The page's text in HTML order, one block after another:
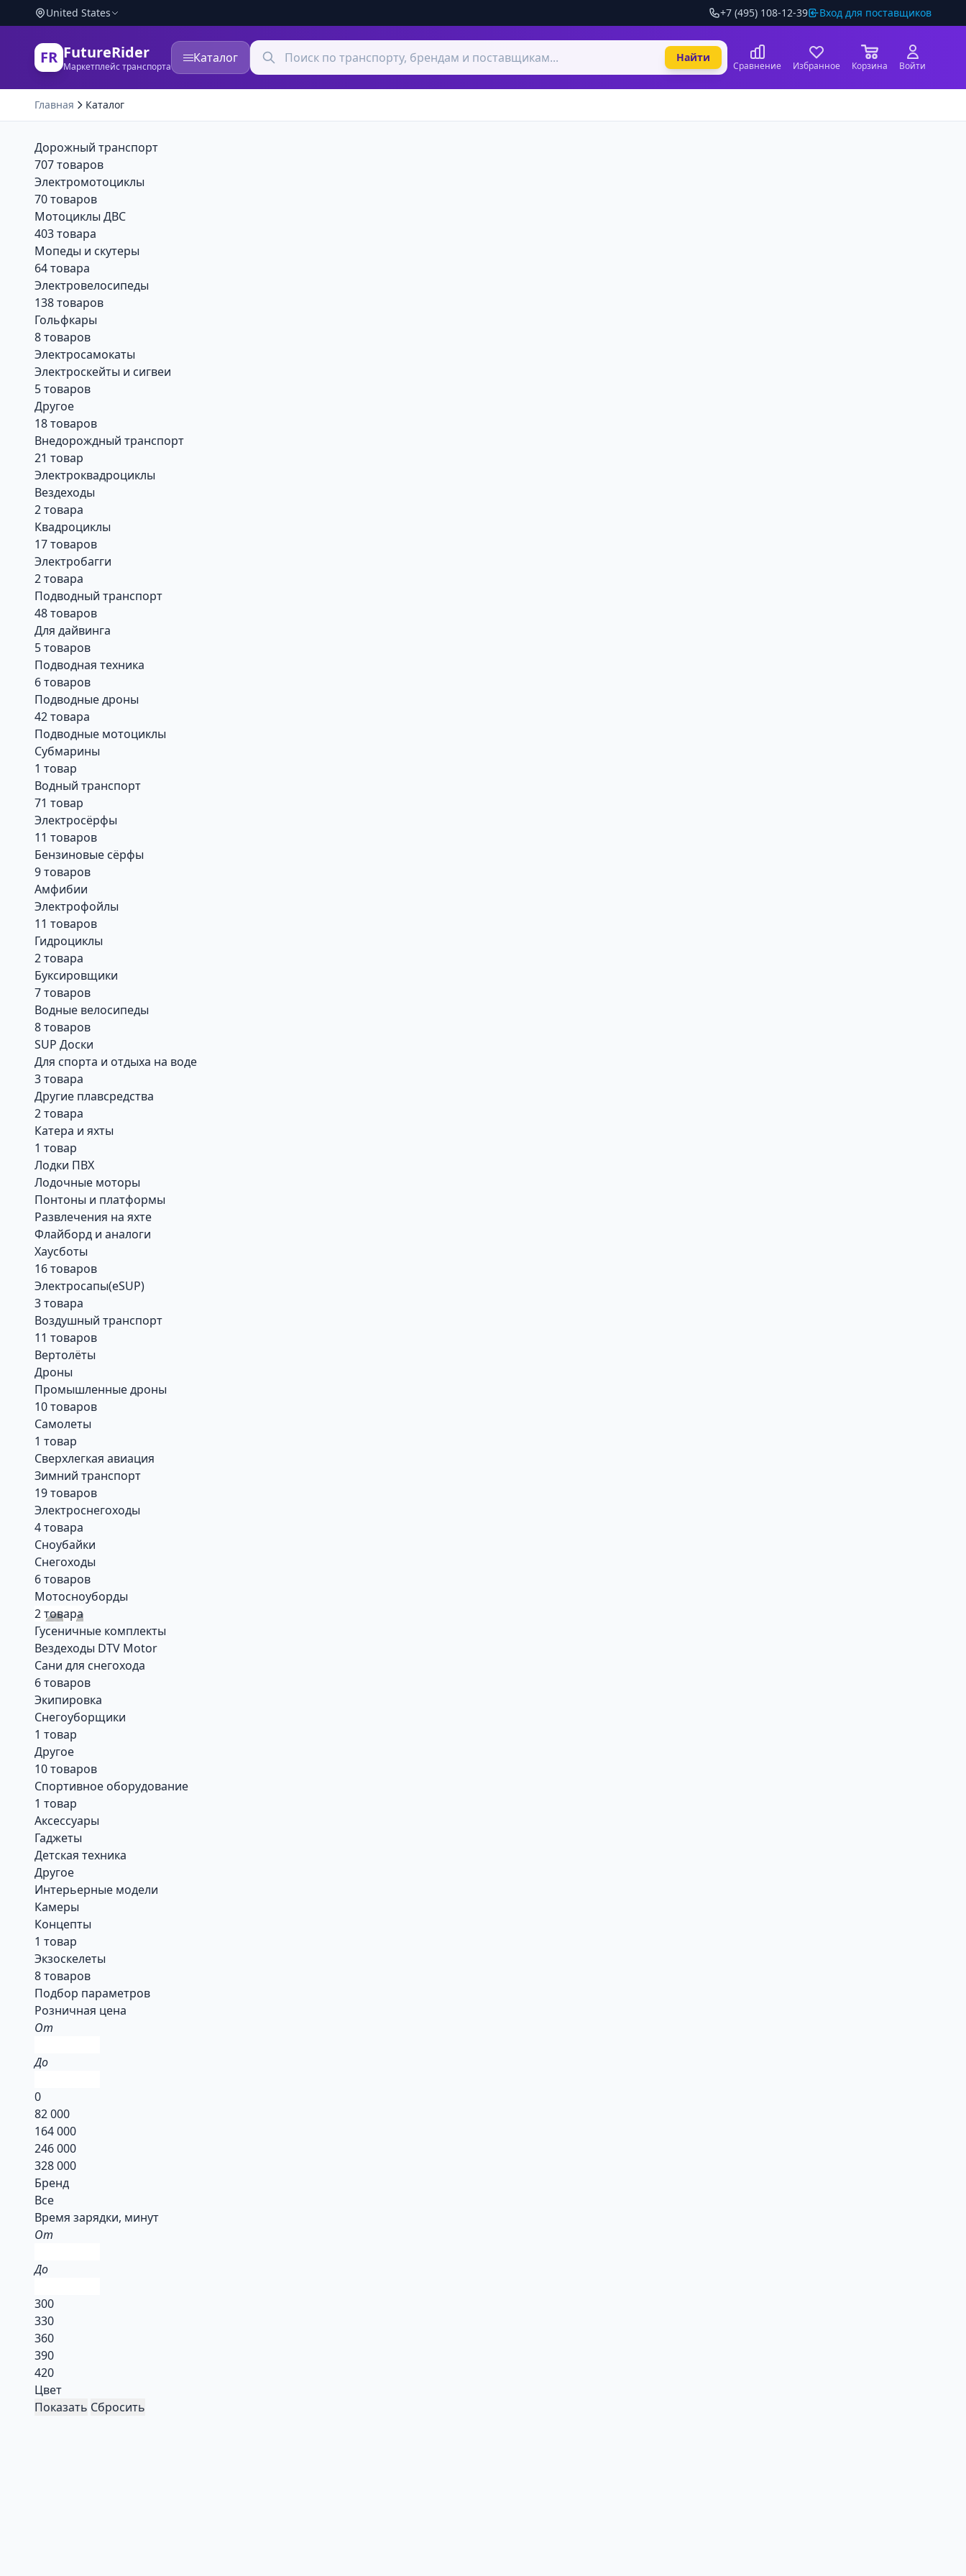
United States +7 (495) 108-12-39 Вход для поставщиков
FR FutureRider
Маркетплейс транспорта
Каталог Найти
Сравнение Избранное Корзина Войти
Главная Каталог
Дорожный транспорт
707 товаров
Электромотоциклы
70 товаров
Мотоциклы ДВС
403 товара
Мопеды и скутеры
64 товара
Электровелосипеды
138 товаров
Гольфкары
8 товаров
Электросамокаты
Электроскейты и сигвеи
5 товаров
Другое
18 товаров
Внедорождный транспорт
21 товар
Электроквадроциклы
Вездеходы
2 товара
Квадроциклы
17 товаров
Электробагги
2 товара
Подводный транспорт
48 товаров
Для дайвинга
5 товаров
Подводная техника
6 товаров
Подводные дроны
42 товара
Подводные мотоциклы
Субмарины
1 товар
Водный транспорт
71 товар
Электросёрфы
11 товаров
Бензиновые сёрфы
9 товаров
Амфибии
Электрофойлы
11 товаров
Гидроциклы
2 товара
Буксировщики
7 товаров
Водные велосипеды
8 товаров
SUP Доски
Для спорта и отдыха на воде
3 товара
Другие плавсредства
2 товара
Катера и яхты
1 товар
Лодки ПВХ
Лодочные моторы
Понтоны и платформы
Развлечения на яхте
Флайборд и аналоги
Хаусботы
16 товаров
Электросапы(eSUP)
3 товара
Воздушный транспорт
11 товаров
Вертолёты
Дроны
Промышленные дроны
10 товаров
Самолеты
1 товар
Сверхлегкая авиация
Зимний транспорт
19 товаров
Электроснегоходы
4 товара
Сноубайки
Снегоходы
6 товаров
Мотосноуборды
2 товара
Гусеничные комплекты
Вездеходы DTV Motor
Сани для снегохода
6 товаров
Экипировка
Снегоуборщики
1 товар
Другое
10 товаров
Спортивное оборудование
1 товар
Аксессуары
Гаджеты
Детская техника
Другое
Интерьерные модели
Камеры
Концепты
1 товар
Экзоскелеты
8 товаров
Подбор параметров
Розничная цена
От
До
0
82 000
164 000
246 000
328 000
Бренд
Все
Время зарядки, минут
От
До
300
330
360
390
420
Цвет